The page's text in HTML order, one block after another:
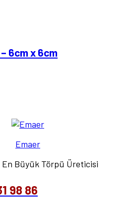
6cm x 6cm
Emaer
Büyük Törpü Üreticisi
98 86